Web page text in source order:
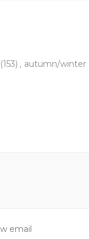
(153) , autumn/winter